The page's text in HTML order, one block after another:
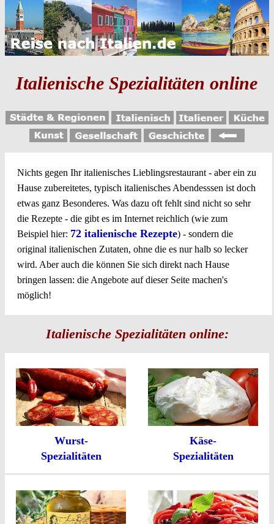
Italienische Spezialitäten online
Nichts gegen Ihr italienisches Lieblingsrestaurant - aber ein zu
Hause zubereitetes, typisch italienisches Abendesssen ist doch
etwas ganz Besonderes. Was dazu oft fehlt sind nicht so sehr
die Rezepte - die gibt es im Internet reichlich (wie zum
Beispiel hier: 72 italienische Rezepte) - sondern die
original italienischen Zutaten, ohne die es nur halb so lecker
wird. Aber auch die können Sie sich direkt nach Hause
bringen lassen: die Angebote auf dieser Seite machen's
möglich!
Italienische Spezialitäten online:
Wurst-
Spezialitäten
Käse-
Spezialitäten